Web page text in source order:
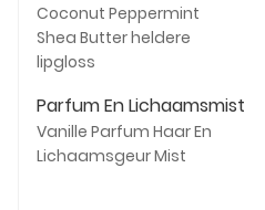
Coconut Peppermint
Shea Butter heldere
lipgloss
Parfum En Lichaamsmist
Vanille Parfum Haar En
Lichaamsgeur Mist